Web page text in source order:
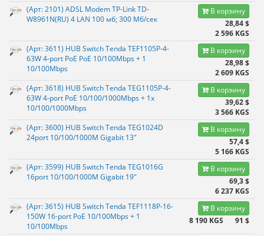
(Арт: 2101) ADSL Modem TP-Link TD-
W8961N(RU) 4 LAN 100 мб; 300 Мб/сек
В корзину
28,84 $
2 596 KGS
(Арт: 3611) HUB Switch Tenda TEF1105P-4-
63W 4-port PoE PoE 10/100Mbps + 1
10/100Mbps
В корзину
28,98 $
2 609 KGS
(Арт: 3618) HUB Switch Tenda TEG1105P-4-
63W 4-port PoE 10/100/1000Mbps + 1x
10/100/1000Mbps
В корзину
39,62 $
3 566 KGS
(Арт: 3600) HUB Switch Tenda TEG1024D
24port 10/100/1000M Gigabit 13"
В корзину
57,4 $
5 166 KGS
(Арт: 3599) HUB Switch Tenda TEG1016G
16port 10/100/1000M Gigabit 19"
В корзину
69,3 $
6 237 KGS
(Арт: 3615) HUB Switch Tenda TEF1118P-16-
150W 16-port PoE 10/100Mbps + 1
10/100Mbps
В корзину
91 $
8 190 KGS